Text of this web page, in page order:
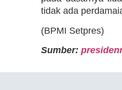
tidak ada
(BPMI Setpres)
Sumber: